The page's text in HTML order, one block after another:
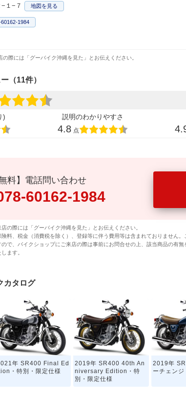
１−７ 地図を見る
1984
際には「グーバイク沖縄を見た」とお伝えください。
（11件）
) 説明のわかりやすさ
4.8 点
無料】電話問い合わせ
60162-1984
の際には「グーバイク沖縄を見た」とお伝えください。
料、税金（消費税を除く）、登録等に伴う費用等は含まれておりません
で、バイクショップにご来店の際は事前にお問合せの上、該当商品の有
ます。
カタログ
年 SR400 Final Ed
・特別・限定仕様
2019年 SR400 40th An
niversary Edition・特
別・限定仕様
2019年
ーチェンジ